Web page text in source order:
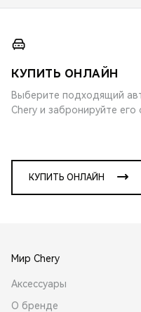
КУПИТЬ ОНЛАЙН
Выберите подходящий
Chery и забронируйте его
КУПИТЬ ОНЛАЙН
Мир Chery
Аксессуары
О бренде